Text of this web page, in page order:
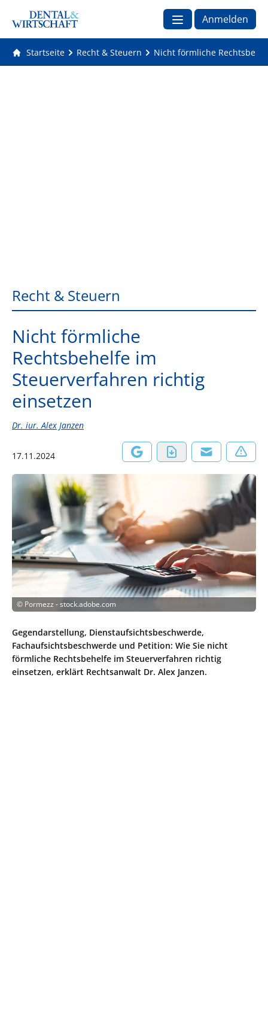
Anmelden
Startseite Recht & Steuern Nicht förmliche
Recht & Steuern
Nicht förmliche
Rechtsbehelfe im
Steuerverfahren richtig
einsetzen
Dr. iur. Alex Janzen
17.11.2024
© Pormezz - stock.adobe.com
Gegendarstellung, Dienstaufsichtsbeschwerde,
Fachaufsichtsbeschwerde und Petition: Wie Sie nicht
förmliche Rechtsbehelfe im Steuerverfahren richtig
einsetzen, erklärt Rechtsanwalt Dr. Alex Janzen.